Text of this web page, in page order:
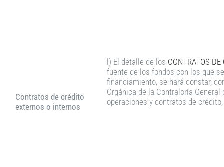
Contratos de crédito
externos o internos
l) El detalle de los CONTRATOS
fuente de los fondos con los que
financiamiento, se hará constar,
Orgánica de la Contraloría
operaciones y contratos de